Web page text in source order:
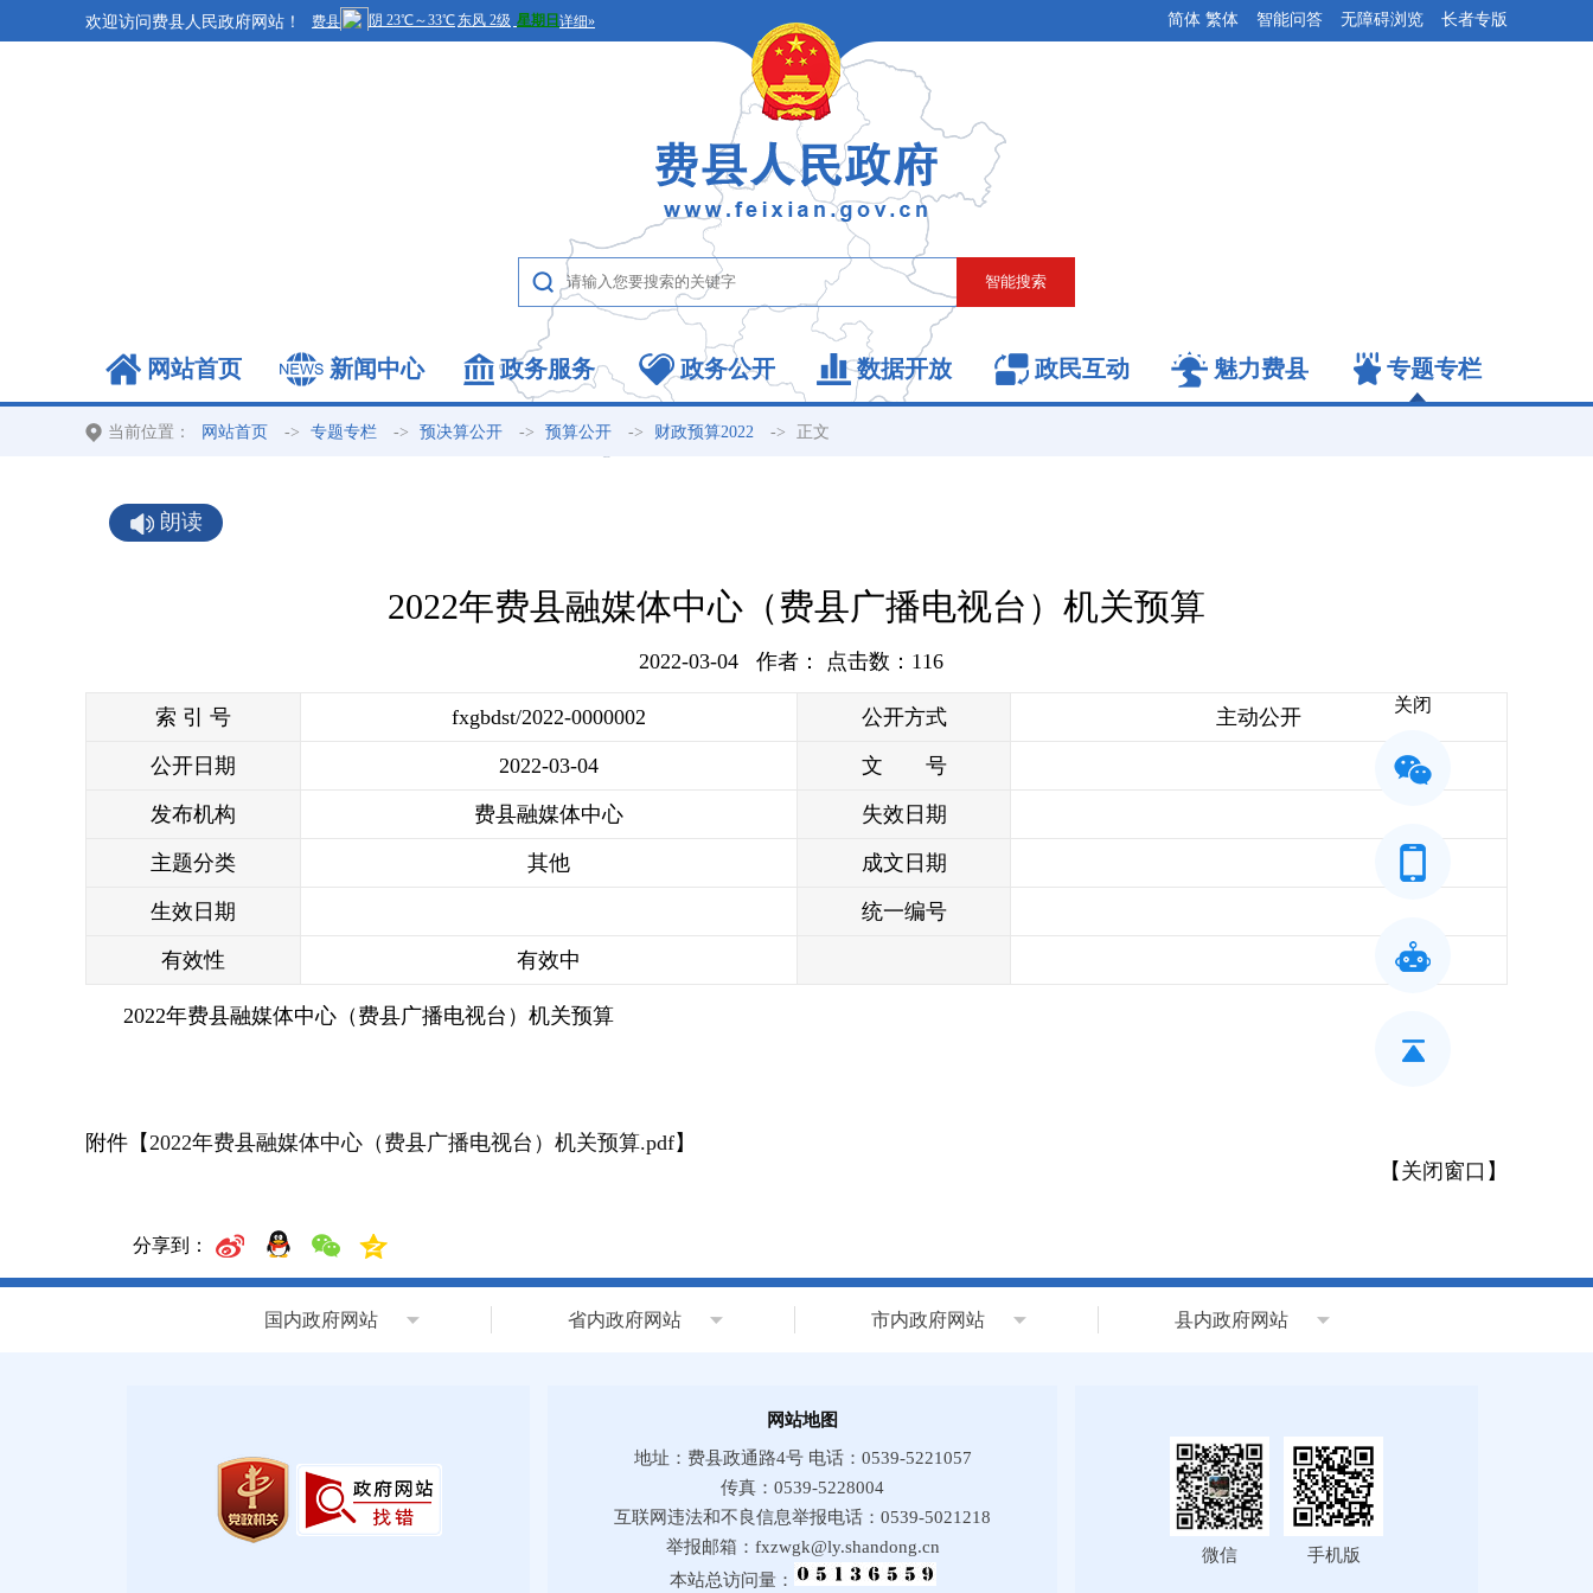
欢迎访问费县人民政府网站！ 智能问答 无障碍浏览 长者专版
简体 繁体
网站首页 新闻中心 政务服务 政务公开 数据开放 政民互动 魅力费县 专题专栏
当前位置： 网站首页 -> 专题专栏 -> 预决算公开 -> 预算公开 -> 财政预算2022 -> 正文
朗读
2022年费县融媒体中心（费县广播电视台）机关预算
2022-03-04 作者： 点击数： 116
索 引 号 fxgbdst/2022-0000002 公开方式 主动公开
公开日期 2022-03-04 文 号
发布机构 费县融媒体中心 失效日期
主题分类 其他 成文日期
生效日期 统一编号
有效性 有效中
2022年费县融媒体中心（费县广播电视台）机关预算
附件【2022年费县融媒体中心（费县广播电视台）机关预算.pdf】
【 关闭窗口 】
分享到：
国内政府网站 省内政府网站 市内政府网站 县内政府网站
网站地图
地址：费县政通路4号 电话：0539-5221057
传真：0539-5228004
互联网违法和不良信息举报电话：0539-5021218
举报邮箱：fxzwgk@ly.shandong.cn
本站总访问量：
微信 手机版
关闭